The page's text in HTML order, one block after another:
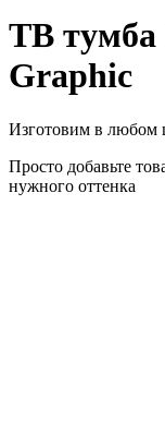
ТВ
Graphic
Изготовим в любом
Просто добавьте
нужного оттенка